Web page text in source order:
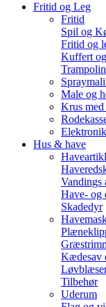
Fritid og Leg
Fritid
Spil og
Fritid og
Kuffert
Male og
Krus
Elektronik
Hus & have
Vandings
Have- og
Skadedyr
Kædesav
Tilbehør
Uderum